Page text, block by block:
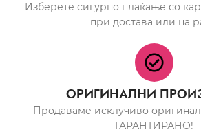
Изберете сигурно плаќање со
при достава или на
ОРИГИНАЛНИ
Продаваме исклучиво
ГАРАНТИРАНО!